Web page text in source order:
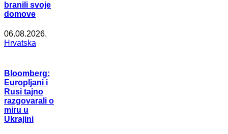
branili svoje
domove
06.08.2026.
Hrvatska
Bloomberg:
Europljani i
Rusi tajno
razgovarali o
miru u
Ukrajini